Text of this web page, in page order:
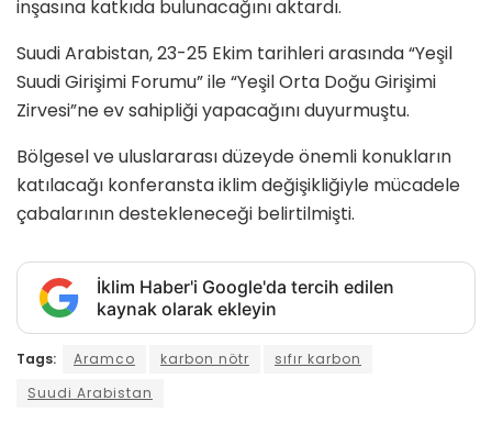
inşasına katkıda bulunacağını aktardı.
Suudi Arabistan, 23-25 ​​Ekim tarihleri ​​arasında “Yeşil
Suudi Girişimi Forumu” ile “Yeşil Orta Doğu Girişimi
Zirvesi”ne ev sahipliği yapacağını duyurmuştu.
Bölgesel ve uluslararası düzeyde önemli konukların
katılacağı konferansta iklim değişikliğiyle mücadele
çabalarının destekleneceği belirtilmişti.
İklim Haber'i Google'da tercih edilen
kaynak olarak ekleyin
Tags: Aramco karbon nötr
sıfır karbon
Suudi Arabistan